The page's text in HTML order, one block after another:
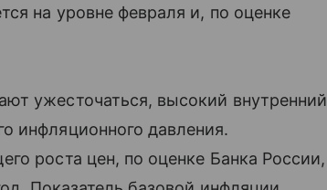
на уровне февраля и, по оценке
ужесточаться, высокий внутренний
инфляционного давления.
роста цен, по оценке Банка России,